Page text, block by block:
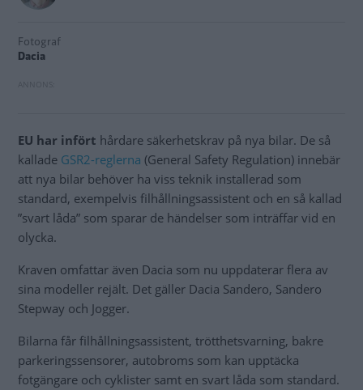
Fotograf
Dacia
EU har infört hårdare säkerhetskrav på nya bilar. De så
kallade GSR2-reglerna (General Safety Regulation) innebär
att nya bilar behöver ha viss teknik installerad som
standard, exempelvis filhållningsassistent och en så kallad
”svart låda” som sparar de händelser som inträffar vid en
olycka.
Kraven omfattar även Dacia som nu uppdaterar flera av
sina modeller rejält. Det gäller Dacia Sandero, Sandero
Stepway och Jogger.
Bilarna får filhållningsassistent, trötthetsvarning, bakre
parkeringssensorer, autobroms som kan upptäcka
fotgängare och cyklister samt en svart låda som standard.